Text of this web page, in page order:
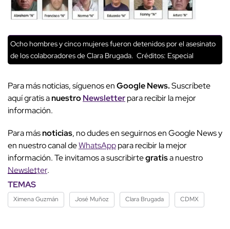
Ocho hombres y cinco mujeres fueron detenidos por el asesinato
de los colaboradores de Clara Brugada. Créditos: Especial
Para más noticias, síguenos enGoogle News.Suscríbete
aquí gratis anuestroNewsletterpara recibir la mejor
información.
Para másnoticias, no dudes en seguirnos en Google News y
en nuestro canal deWhatsApppara recibir la mejor
información. Te invitamos a suscribirtegratisa nuestro
Newsletter.
TEMAS
Ximena Guzmán José Muñoz Clara Brugada CDMX